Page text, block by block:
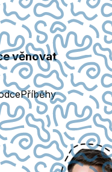
věnovat
Příběhy